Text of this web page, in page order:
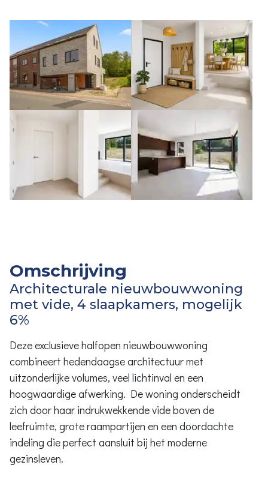
Omschrijving
Architecturale nieuwbouwwoning
met vide, 4 slaapkamers, mogelijk
6%
Deze exclusieve halfopen nieuwbouwwoning
combineert hedendaagse architectuur met
uitzonderlijke volumes, veel lichtinval en een
hoogwaardige afwerking. De woning onderscheidt
zich door haar indrukwekkende vide boven de
leefruimte, grote raampartijen en een doordachte
indeling die perfect aansluit bij het moderne
gezinsleven.